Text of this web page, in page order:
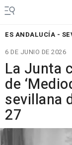
ES ANDALUCÍA -
6 DE JUNIO DE 2026
La Junta
de
sevillana
27